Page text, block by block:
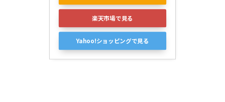
楽天市場で見る
Yahoo!ショッピングで見る